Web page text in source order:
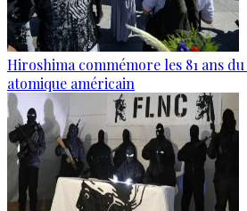
Hiroshima commémore les 81 ans
atomique américain